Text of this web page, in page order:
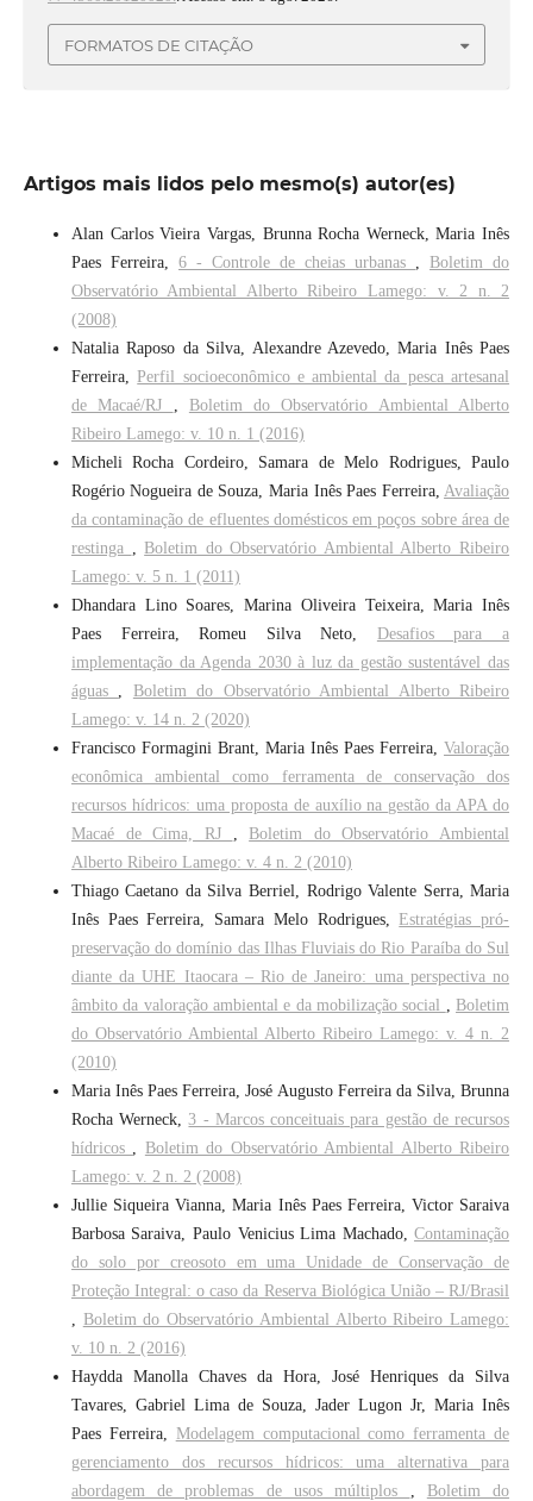
FORMATOS DE CITAÇÃO
Artigos mais lidos pelo mesmo(s) autor(es)
Alan Carlos Vieira Vargas, Brunna Rocha Werneck, Maria Inês
Paes Ferreira, 6 - Controle de cheias urbanas
Boletim do
Observatório Ambiental Alberto Ribeiro Lamego: v. 2 n. 2
(2008)
Natalia Raposo da Silva, Alexandre Azevedo, Maria Inês Paes
Ferreira, Perfil socioeconômico e ambiental da pesca artesanal
de Macaé/RJ
Boletim do Observatório Ambiental Alberto
Ribeiro Lamego: v. 10 n. 1 (2016)
Micheli Rocha Cordeiro, Samara de Melo Rodrigues, Paulo
Rogério Nogueira de Souza, Maria Inês Paes Ferreira, Avaliação
da contaminação de efluentes domésticos em poços sobre área de
restinga
Boletim do Observatório Ambiental Alberto Ribeiro
Lamego: v. 5 n. 1 (2011)
Dhandara Lino Soares, Marina Oliveira Teixeira, Maria Inês
Paes Ferreira, Romeu Silva Neto, Desafios para a
implementação da Agenda 2030 à luz da gestão sustentável das
águas
Boletim do Observatório Ambiental Alberto Ribeiro
Lamego: v. 14 n. 2 (2020)
Francisco Formagini Brant, Maria Inês Paes Ferreira,Valoração
econômica ambiental como ferramenta de conservação dos
recursos hídricos: uma proposta de auxílio na gestão da APA do
Macaé de Cima, RJ
Boletim do Observatório Ambiental
Alberto Ribeiro Lamego: v. 4 n. 2 (2010)
Thiago Caetano da Silva Berriel, Rodrigo Valente Serra, Maria
Inês Paes Ferreira, Samara Melo Rodrigues, Estratégias pró-
preservação do domínio das Ilhas Fluviais do Rio Paraíba do Sul
diante da UHE Itaocara – Rio de Janeiro: uma perspectiva no
âmbito da valoração ambiental e da mobilização social
Boletim
do Observatório Ambiental Alberto Ribeiro Lamego: v. 4 n. 2
(2010)
Maria Inês Paes Ferreira, José Augusto Ferreira da Silva, Brunna
Rocha Werneck,3 - Marcos conceituais para gestão de recursos
hídricos
Boletim do Observatório Ambiental Alberto Ribeiro
Lamego: v. 2 n. 2 (2008)
Jullie Siqueira Vianna, Maria Inês Paes Ferreira, Victor Saraiva
Barbosa Saraiva, Paulo Venicius Lima Machado,Contaminação
do solo por creosoto em uma Unidade de Conservação de
Proteção Integral: o caso da Reserva Biológica União – RJ/Brasil
Boletim do Observatório Ambiental Alberto Ribeiro Lamego:
v. 10 n. 2 (2016)
Haydda Manolla Chaves da Hora, José Henriques da Silva
Tavares, Gabriel Lima de Souza, Jader Lugon Jr, Maria Inês
Paes Ferreira, Modelagem computacional como ferramenta de
gerenciamento dos recursos hídricos: uma alternativa para
abordagem de problemas de usos múltiplos
Boletim do